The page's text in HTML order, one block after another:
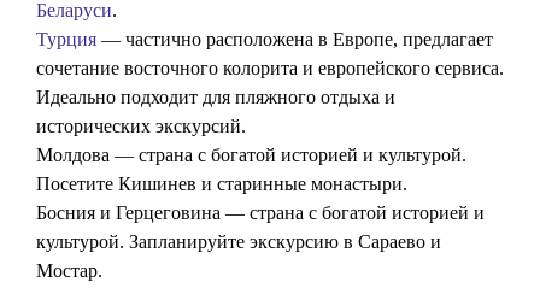
Беларуси.
Турция — частично расположена в Европе, предлагает
сочетание восточного колорита и европейского сервиса.
Идеально подходит для пляжного отдыха и
исторических экскурсий.
Молдова — страна с богатой историей и культурой.
Посетите Кишинев и старинные монастыри.
Босния и Герцеговина — страна с богатой историей и
культурой. Запланируйте экскурсию в Сараево и
Мостар.